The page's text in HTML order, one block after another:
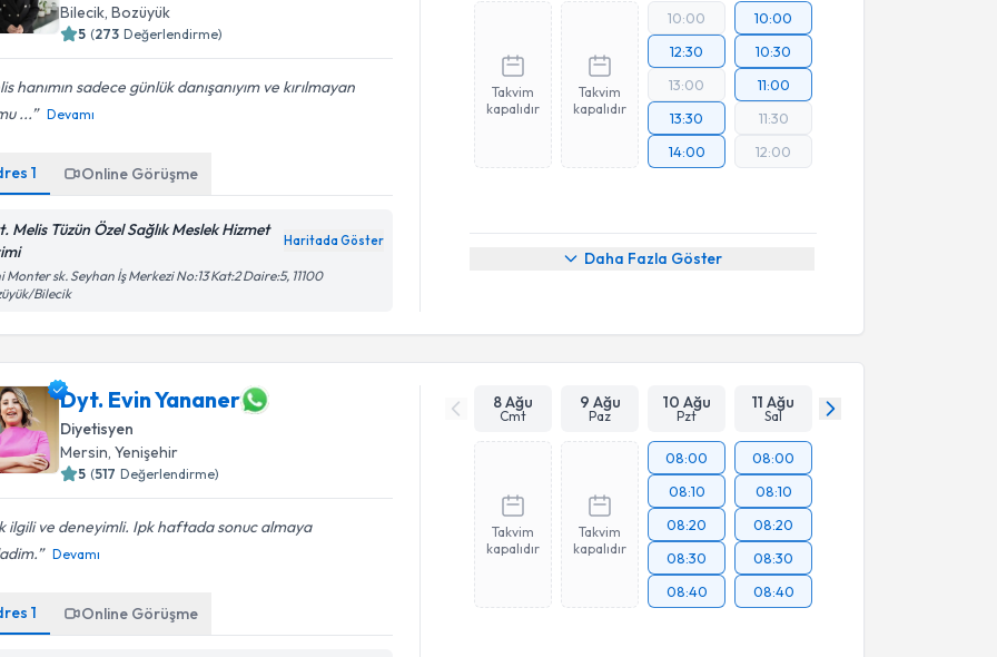
Bilecik ,Bozüyük
5 (273 Değerlendirme)
hanımın sadece günlük danışanıyım ve kırılmayan
...
Devamı
1 Online Görüşme
Melis Tüzün Özel Sağlık Meslek Hizmet
Haritada Göster
Monter sk. Seyhan İş Merkezi No:13 Kat:2 Daire:5, 11100
Bilecik
Takvim
kapalıdır
Takvim
kapalıdır
10:00
12:30
13:00
13:30
14:00
10:00
10:30
11:00
11:30
12:00
Daha Fazla Göster
Dyt. Evin Yananer
Diyetisyen
Mersin ,Yenişehir
5 (517 Değerlendirme)
ilgili ve deneyimli. Ipk haftada sonuc almaya
Devamı
1 Online Görüşme
8 Ağu
Cmt
9 Ağu
Paz
10 Ağu
Pzt
11 Ağu
Sal
Takvim
kapalıdır
Takvim
kapalıdır
08:00
08:10
08:20
08:30
08:40
08:00
08:10
08:20
08:30
08:40